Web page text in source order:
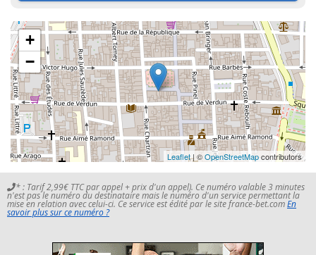
+
−
Leaflet| ©OpenStreetMapcontributors
* : Tarif 2,99€ TTC par appel + prix d'un appel). Ce numéro valable 3 minutes
n'est pas le numéro du destinataire mais le numéro d'un service permettant la
mise en relation avec celui-ci. Ce service est édité par le site france-bet.comEn
savoir plus sur ce numéro ?